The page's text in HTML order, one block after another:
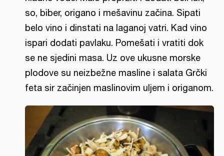
so, biber, origano i mešavinu začina. Sipati
belo vino i dinstati na laganoj vatri. Kad vino
ispari dodati pavlaku. Pomešati i vratiti dok
se ne sjedini masa. Uz ove ukusne morske
plodove su neizbežne masline i salata Grčki
feta sir začinjen maslinovim uljem i origanom.